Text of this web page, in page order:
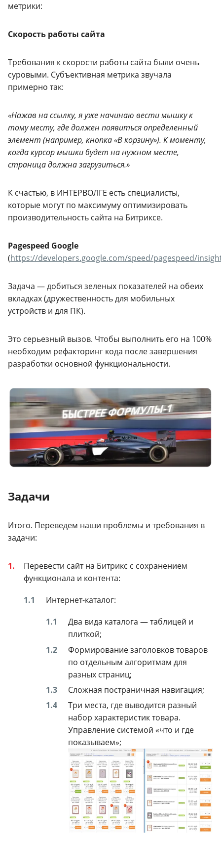
метрики:
Скорость работы сайта
Требования к скорости работы сайта были очень
суровыми. Субъективная метрика звучала
примерно так:
«Нажав на ссылку, я уже начинаю вести мышку к
тому месту, где должен появиться определенный
элемент (например, кнопка «В корзину»). К моменту,
когда курсор мышки будет на нужном месте,
страница должна загрузиться.»
К счастью, в ИНТЕРВОЛГЕ есть специалисты,
которые могут по максимуму оптимизировать
производительность сайта на Битриксе.
Pagespeed Google
(https://developers.google.com/speed/pagespeed/
Задача — добиться зеленых показателей на обеих
вкладках (дружественность для мобильных
устройств и для ПК).
Это серьезный вызов. Чтобы выполнить его на 100%
необходим рефакторинг кода после завершения
разработки основной функциональности.
Задачи
Итого. Переведем наши проблемы и требования в
задачи:
Перевести сайт на Битрикс с сохранением
функционала и контента:
Интернет-каталог:
Два вида каталога — таблицей и
плиткой;
Формирование заголовков товаров
по отдельным алгоритмам для
разных страниц;
Сложная постраничная навигация;
Три места, где выводится разный
набор характеристик товара.
Управление системой «что и где
показываем»;